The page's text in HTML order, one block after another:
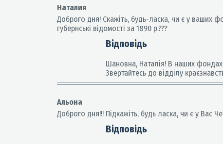
Наталия
Доброго дня! Скажіть, будь-ласка, чи є у ваших
губернські відомості за 1890 р.???
Відповідь
Шановна, Наталія! В наших фондах
Звертайтесь до відділу
Альона
Доброго дня!!! Підкажіть, будь ласка, чи є у Вас
Відповідь